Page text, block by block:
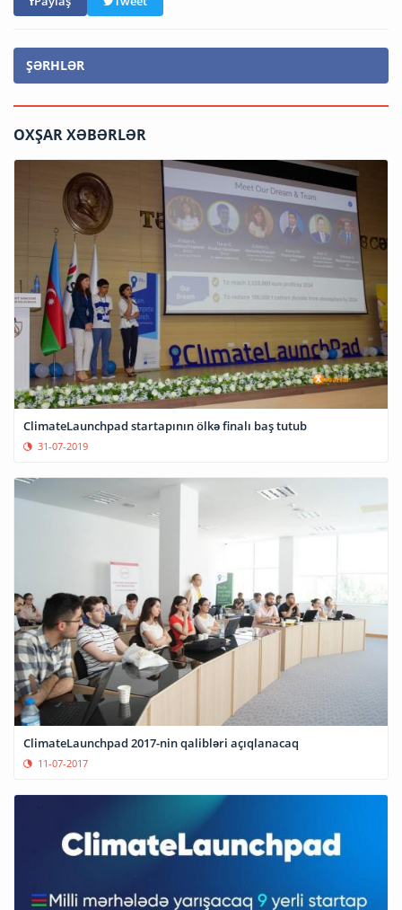
ŞƏRHLƏR
OXŞAR XƏBƏRLƏR
ClimateLaunchpad startapının ölkə finalı baş tutub
31-07-2019
ClimateLaunchpad 2017-nin qalibləri açıqlanacaq
11-07-2017